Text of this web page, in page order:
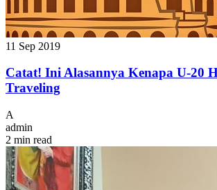
11 Sep 2019
Catat! Ini Alasannya Kenapa U-20
Traveling
A
admin
2 min read